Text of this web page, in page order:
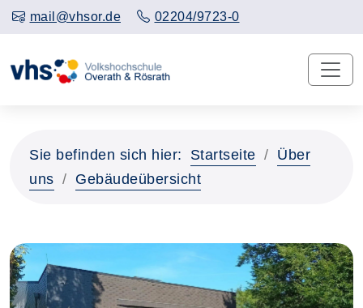
mail@vhsor.de 02204/9723-0
Sie befinden sich hier: Startseite
Über
uns
Gebäudeübersicht